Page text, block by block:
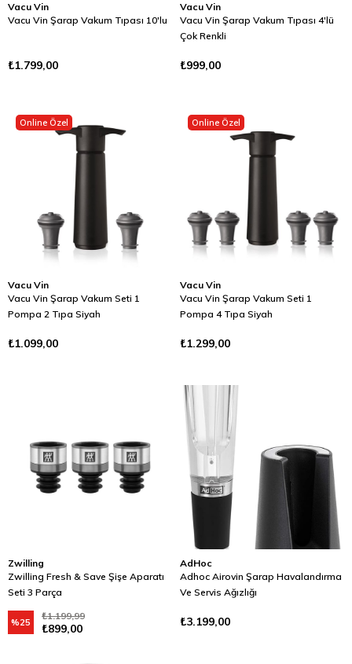
Vacu Vin
Vacu Vin Şarap Vakum Tıpası 10'lu
₺1.799,00
Vacu Vin
Vacu Vin Şarap Vakum Tıpası 4'lü
Çok Renkli
₺999,00
Vacu Vin
Vacu Vin Şarap Vakum Seti 1
Pompa 2 Tıpa Siyah
₺1.099,00
Online Özel
Vacu Vin
Vacu Vin Şarap Vakum Seti 1
Pompa 4 Tıpa Siyah
₺1.299,00
Online Özel
Zwilling
Zwilling Fresh & Save Şişe Aparatı
Seti 3 Parça
₺899,00
₺1.199,99
%25
AdHoc
Adhoc Airovin Şarap Havalandırma
Ve Servis Ağızlığı
₺3.199,00